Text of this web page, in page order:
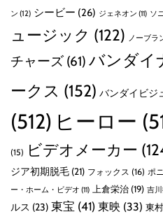
ン (12) シービー (26) ジェネオン (11) ソ
ュージック (122) ノーブラ
チャーズ (61) バンダイ
ークス (152) バンダイビジ
(512) ヒーロー
(15) ビデオメーカー
ジア初期脱毛 (21) フォックス (16) ポ
ー・ホーム・ビデオ (11) 上倉栄治 (19) 吉
ルス (23) 東宝 (41) 東映 (33) 東